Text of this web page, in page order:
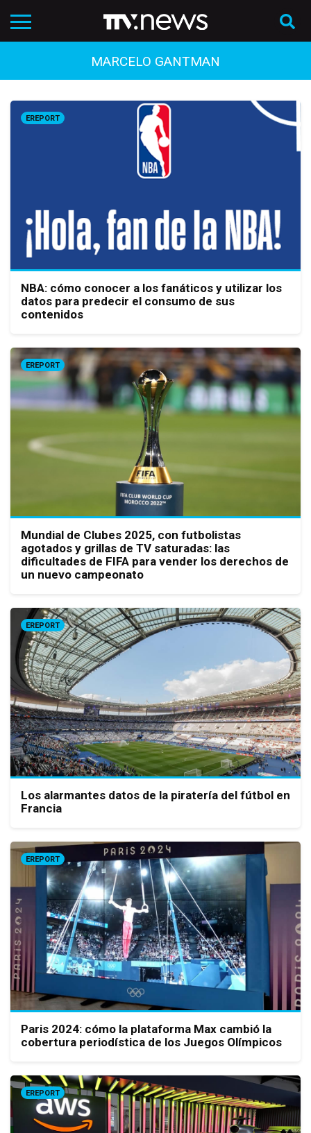
MARCELO GANTMAN
EREPORT
NBA: cómo conocer a los fanáticos y utilizar los
datos para predecir el consumo de sus
contenidos
EREPORT
Mundial de Clubes 2025, con futbolistas
agotados y grillas de TV saturadas: las
dificultades de FIFA para vender los derechos de
un nuevo campeonato
EREPORT
Los alarmantes datos de la piratería del fútbol en
Francia
EREPORT
Paris 2024: cómo la plataforma Max cambió la
cobertura periodística de los Juegos Olímpicos
EREPORT